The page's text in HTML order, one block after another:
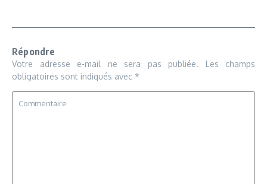
Répondre
Votre adresse e-mail ne sera pas publiée.
Les champs
obligatoires sont indiqués avec *